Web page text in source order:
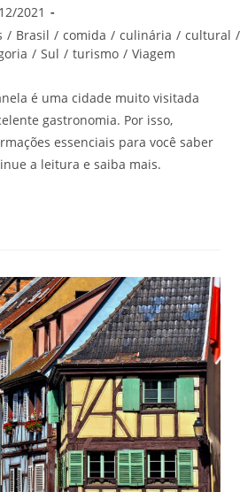
2021
/ Brasil / comida / culinária / cultural /
/ Sul / turismo / Viagem
é uma cidade muito visitada
gastronomia. Por isso,
essenciais para você saber
a leitura e saiba mais.